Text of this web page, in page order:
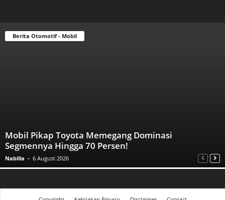
Berita Otomotif - Mobil
Mobil Pikap Toyota Memegang Dominasi
Segmennya Hingga 70 Persen!
Nabilla - 6 August 2026